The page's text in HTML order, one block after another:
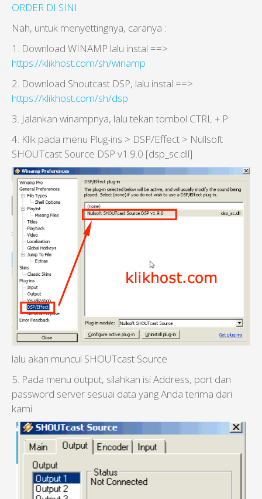
ORDER DI SINI.
Nah, untuk menyettingnya, caranya :
1. Download WINAMP lalu instal ==>
https://klikhost.com/sh/winamp
2. Download Shoutcast DSP, lalu instal ==>
https://klikhost.com/sh/dsp
3. Jalankan winampnya, lalu tekan tombol CTRL + P
4. Klik pada menu Plug-ins > DSP/Effect > Nullsoft
SHOUTcast Source DSP v1.9.0 [dsp_sc.dll]
lalu akan muncul SHOUTcast Source
5. Pada menu output, silahkan isi Address, port dan
password server sesuai data yang Anda terima dari
kami.